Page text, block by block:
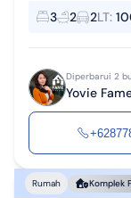
BANDUNG DI BALI
100 m² - LB 70 m²
3 2 2LT:
Diperbarui 2
Yovie
Rumah Komplek